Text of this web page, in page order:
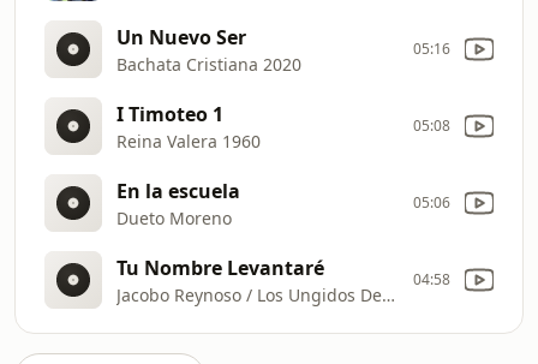
Un Nuevo Ser
Bachata Cristiana 2020
05:16
I Timoteo 1
Reina Valera 1960
05:08
En la escuela
Dueto Moreno
05:06
Tu Nombre Levantaré
Jacobo Reynoso / Los Ungidos De Cristo
04:58